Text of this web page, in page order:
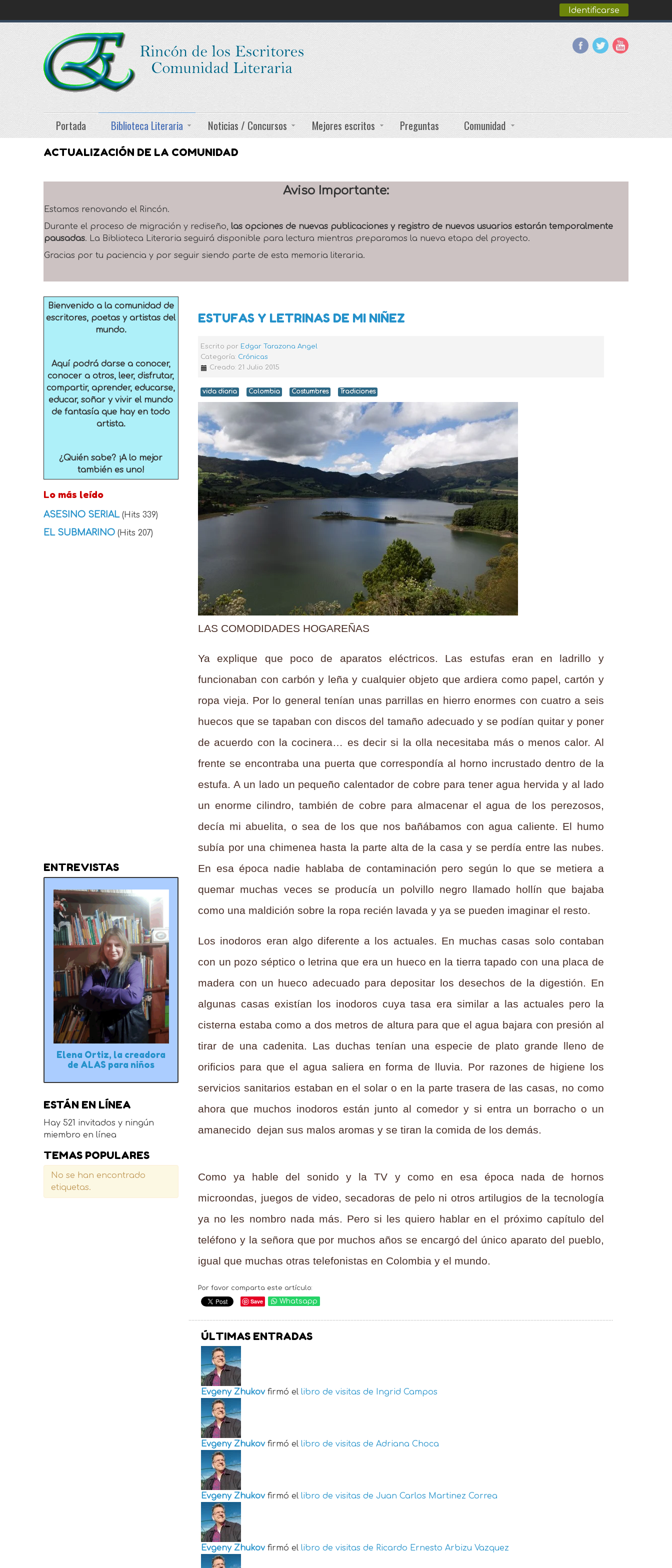
Identificarse
Portada Biblioteca Literaria Noticias / Concursos Mejores escritos Preguntas Comunidad
ACTUALIZACIÓN DE LA COMUNIDAD
Aviso Importante:
Estamos renovando el Rincón.
Durante el proceso de migración y rediseño, las opciones de nuevas publicaciones y registro de nuevos usuarios estarán temporalmente
pausadas. La Biblioteca Literaria seguirá disponible para lectura mientras preparamos la nueva etapa del proyecto.
Gracias por tu paciencia y por seguir siendo parte de esta memoria literaria.
ESTUFAS Y LETRINAS DE MI NIÑEZ
Escrito por Edgar Tarazona Angel
Categoría: Crónicas
Creado: 21 Julio 2015
vida diaria Colombia Costumbres Tradiciones
LAS COMODIDADES HOGAREÑAS
Ya explique que poco de aparatos eléctricos. Las estufas eran en ladrillo y
funcionaban con carbón y leña y cualquier objeto que ardiera como papel, cartón y
ropa vieja. Por lo general tenían unas parrillas en hierro enormes con cuatro a seis
huecos que se tapaban con discos del tamaño adecuado y se podían quitar y poner
de acuerdo con la cocinera… es decir si la olla necesitaba más o menos calor. Al
frente se encontraba una puerta que correspondía al horno incrustado dentro de la
estufa. A un lado un pequeño calentador de cobre para tener agua hervida y al lado
un enorme cilindro, también de cobre para almacenar el agua de los perezosos,
decía mi abuelita, o sea de los que nos bañábamos con agua caliente. El humo
subía por una chimenea hasta la parte alta de la casa y se perdía entre las nubes.
En esa época nadie hablaba de contaminación pero según lo que se metiera a
quemar muchas veces se producía un polvillo negro llamado hollín que bajaba
como una maldición sobre la ropa recién lavada y ya se pueden imaginar el resto.
Los inodoros eran algo diferente a los actuales. En muchas casas solo contaban
con un pozo séptico o letrina que era un hueco en la tierra tapado con una placa de
madera con un hueco adecuado para depositar los desechos de la digestión. En
algunas casas existían los inodoros cuya tasa era similar a las actuales pero la
cisterna estaba como a dos metros de altura para que el agua bajara con presión al
tirar de una cadenita. Las duchas tenían una especie de plato grande lleno de
orificios para que el agua saliera en forma de lluvia. Por razones de higiene los
servicios sanitarios estaban en el solar o en la parte trasera de las casas, no como
ahora que muchos inodoros están junto al comedor y si entra un borracho o un
amanecido dejan sus malos aromas y se tiran la comida de los demás.
Como ya hable del sonido y la TV y como en esa época nada de hornos
microondas, juegos de video, secadoras de pelo ni otros artilugios de la tecnología
ya no les nombro nada más. Pero si les quiero hablar en el próximo capítulo del
teléfono y la señora que por muchos años se encargó del único aparato del pueblo,
igual que muchas otras telefonistas en Colombia y el mundo.
Por favor comparta este artículo:
Save Whatsapp
ÚLTIMAS ENTRADAS
Evgeny Zhukov firmó el libro de visitas de Ingrid Campos
Evgeny Zhukov firmó el libro de visitas de Adriana Choca
Evgeny Zhukov firmó el libro de visitas de Juan Carlos Martinez Correa
Evgeny Zhukov firmó el libro de visitas de Ricardo Ernesto Arbizu Vazquez
Bienvenido a la comunidad de
escritores, poetas y artistas del
mundo.
Aquí podrá darse a conocer,
conocer a otros, leer, disfrutar,
compartir, aprender, educarse,
educar, soñar y vivir el mundo
de fantasía que hay en todo
artista.
¿Quién sabe? ¡A lo mejor
también es uno!
Lo más leído
ASESINO SERIAL (Hits 339)
EL SUBMARINO (Hits 207)
ENTREVISTAS
Elena Ortiz, la creadora
de ALAS para niños
ESTÁN EN LÍNEA
Hay 521 invitados y ningún
miembro en línea
TEMAS POPULARES
No se han encontrado
etiquetas.